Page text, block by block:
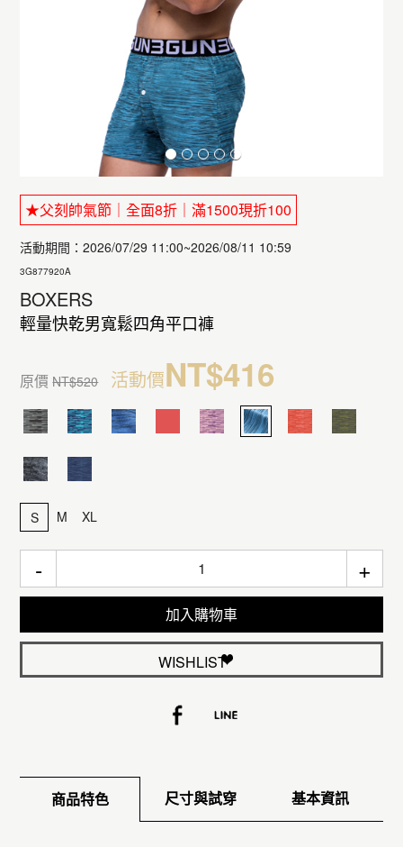
★父刻帥氣節｜全面8折｜滿1500現折100
活動期間：2026/07/29 11:00~2026/08/11 10:59
3G877920A
BOXERS
輕量快乾男寬鬆四角平口褲
原價NT$520 活動價NT$416
S M XL
- +
加入購物車
WISHLIST
商品特色 尺寸與試穿 基本資訊